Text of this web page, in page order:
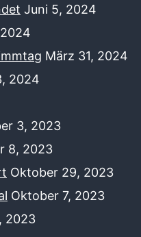
Juni 5, 2024
März 31, 2024
2024
3, 2023
8, 2023
Oktober 29, 2023
Oktober 7, 2023
2023